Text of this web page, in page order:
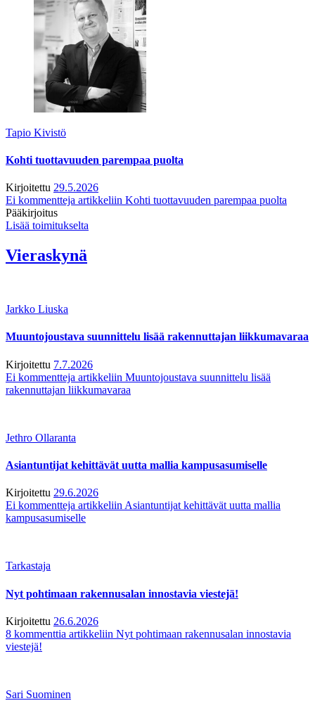
Tapio Kivistö
Kohti tuottavuuden parempaa puolta
Kirjoitettu 29.5.2026
Ei kommentteja artikkeliin Kohti tuottavuuden parempaa puolta
Pääkirjoitus
Lisää toimitukselta
Vieraskynä
Jarkko Liuska
Muuntojoustava suunnittelu lisää rakennuttajan liikkumavaraa
Kirjoitettu 7.7.2026
Ei kommentteja artikkeliin Muuntojoustava suunnittelu lisää
rakennuttajan liikkumavaraa
Jethro Ollaranta
Asiantuntijat kehittävät uutta mallia kampusasumiselle
Kirjoitettu 29.6.2026
Ei kommentteja artikkeliin Asiantuntijat kehittävät uutta mallia
kampusasumiselle
Tarkastaja
Nyt pohtimaan rakennusalan innostavia viestejä!
Kirjoitettu 26.6.2026
8 kommenttia artikkeliin Nyt pohtimaan rakennusalan innostavia
viestejä!
Sari Suominen